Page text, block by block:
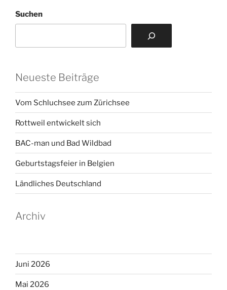
Suchen
Neueste Beiträge
Vom Schluchsee zum Zürichsee
Rottweil entwickelt sich
BAC-man und Bad Wildbad
Geburtstagsfeier in Belgien
Ländliches Deutschland
Archiv
Juni 2026
Mai 2026